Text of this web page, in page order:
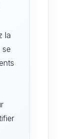
la
se